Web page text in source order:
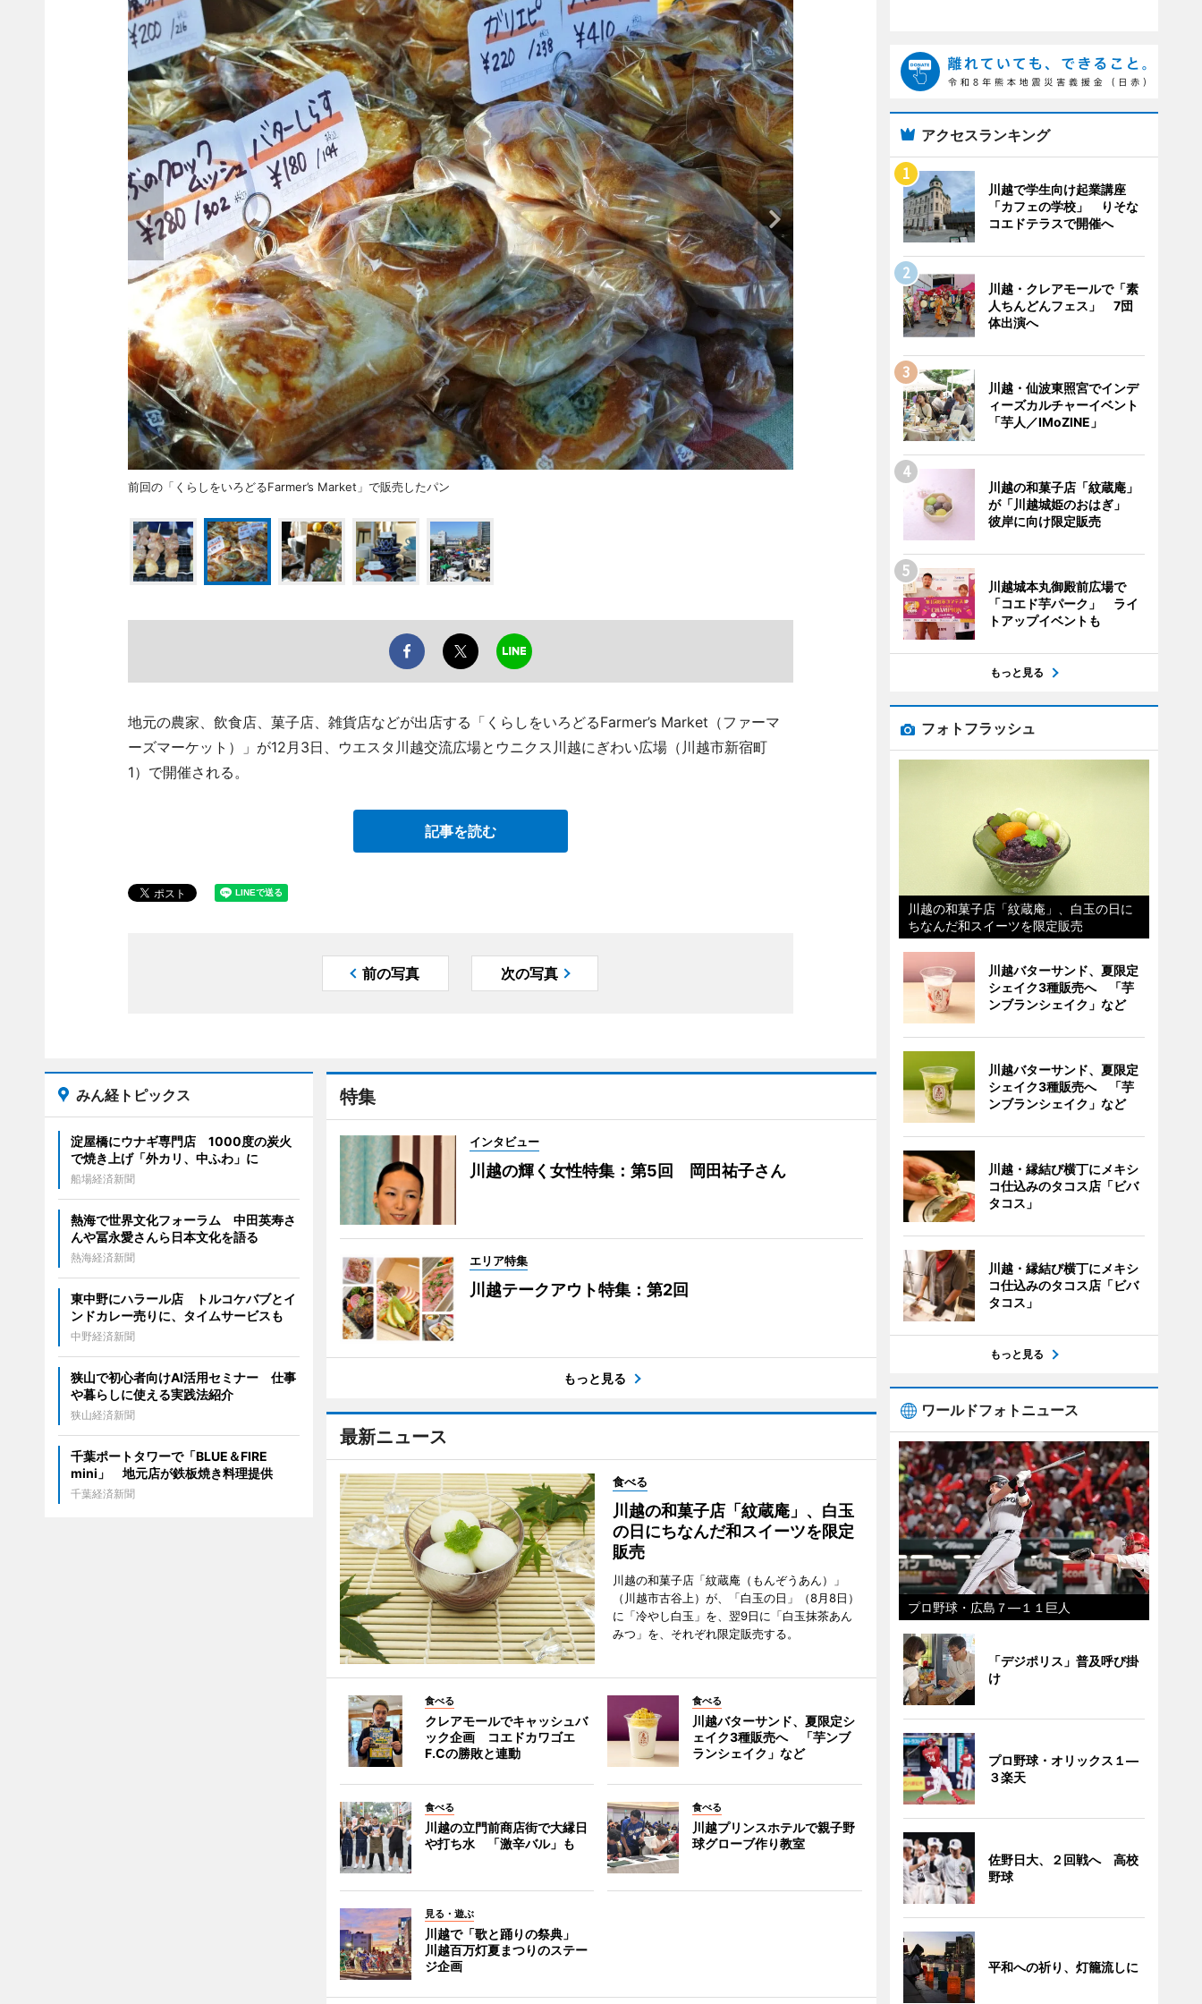
前回の「くらしをいろどるFarmer’s Market」で販売したパン
地元の農家、飲食店、菓子店、雑貨店などが出店する「くらしをいろどるFarmer’s Market（ファーマ
ーズマーケット）」が12月3日、ウエスタ川越交流広場とウニクス川越にぎわい広場（川越市新宿町
1）で開催される。
記事を読む
前の写真 次の写真
特集
インタビュー
川越の輝く女性特集：第5回 岡田祐子さん
エリア特集
川越テークアウト特集：第2回
もっと見る
最新ニュース
食べる
川越の和菓子店「紋蔵庵」、白玉
の日にちなんだ和スイーツを限定
販売
川越の和菓子店「紋蔵庵（もんぞうあん）」
（川越市古谷上）が、「白玉の日」（8月8日）
に「冷やし白玉」を、翌9日に「白玉抹茶あん
みつ」を、それぞれ限定販売する。
食べる
クレアモールでキャッシュバ
ック企画 コエドカワゴエ
F.Cの勝敗と連動
食べる
川越バターサンド、夏限定シ
ェイク3種販売へ 「芋ンブ
ランシェイク」など
食べる
川越の立門前商店街で大縁日
や打ち水 「激辛バル」も
食べる
川越プリンスホテルで親子野
球グローブ作り教室
見る・遊ぶ
川越で「歌と踊りの祭典」
川越百万灯夏まつりのステー
ジ企画
みん経トピックス
淀屋橋にウナギ専門店 1000度の炭火
で焼き上げ「外カリ、中ふわ」に
船場経済新聞
熱海で世界文化フォーラム 中田英寿さ
んや冨永愛さんら日本文化を語る
熱海経済新聞
東中野にハラール店 トルコケバブとイ
ンドカレー売りに、タイムサービスも
中野経済新聞
狭山で初心者向けAI活用セミナー 仕事
や暮らしに使える実践法紹介
狭山経済新聞
千葉ポートタワーで「BLUE＆FIRE
mini」 地元店が鉄板焼き料理提供
千葉経済新聞
アクセスランキング
川越で学生向け起業講座
「カフェの学校」 りそな
コエドテラスで開催へ
川越・クレアモールで「素
人ちんどんフェス」 7団
体出演へ
川越・仙波東照宮でインデ
ィーズカルチャーイベント
「芋人／IMoZINE」
川越の和菓子店「紋蔵庵」
が「川越城姫のおはぎ」
彼岸に向け限定販売
川越城本丸御殿前広場で
「コエド芋パーク」 ライ
トアップイベントも
もっと見る
フォトフラッシュ
川越の和菓子店「紋蔵庵」、白玉の日に
ちなんだ和スイーツを限定販売
川越バターサンド、夏限定
シェイク3種販売へ 「芋
ンブランシェイク」など
川越バターサンド、夏限定
シェイク3種販売へ 「芋
ンブランシェイク」など
川越・縁結び横丁にメキシ
コ仕込みのタコス店「ビバ
タコス」
川越・縁結び横丁にメキシ
コ仕込みのタコス店「ビバ
タコス」
もっと見る
ワールドフォトニュース
プロ野球・広島７―１１巨人
「デジポリス」普及呼び掛
け
プロ野球・オリックス１―
３楽天
佐野日大、２回戦へ 高校
野球
平和への祈り、灯籠流しに